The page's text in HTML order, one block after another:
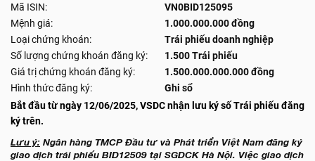
Mã ISIN:
VN0BID125095
Mệnh giá:
1.000.000.000 đồng
Loại chứng khoán:
Trái phiếu doanh nghiệp
Số lượng chứng khoán đăng ký:
1.500 Trái phiếu
Giá trị chứng khoán đăng ký:
1.500.000.000.000 đồng
Hình thức đăng ký:
Ghi sổ
Bắt đầu từ ngày 12/06/2025, VSDC nhận lưu ký số Trái phiếu đăng
ký trên.
Lưu ý: Ngân hàng TMCP Đầu tư và Phát triển Việt Nam đăng ký
giao dịch trái phiếu BID12509 tại SGDCK Hà Nội. Việc giao dịch